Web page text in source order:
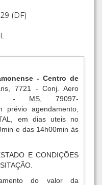
(DF)
- Centro de
7721 - Conj. Aero
- MS, 79097-
prévio agendamento,
em dias uteis no
e das 14h00min às
E CONDIÇÕES
do valor da